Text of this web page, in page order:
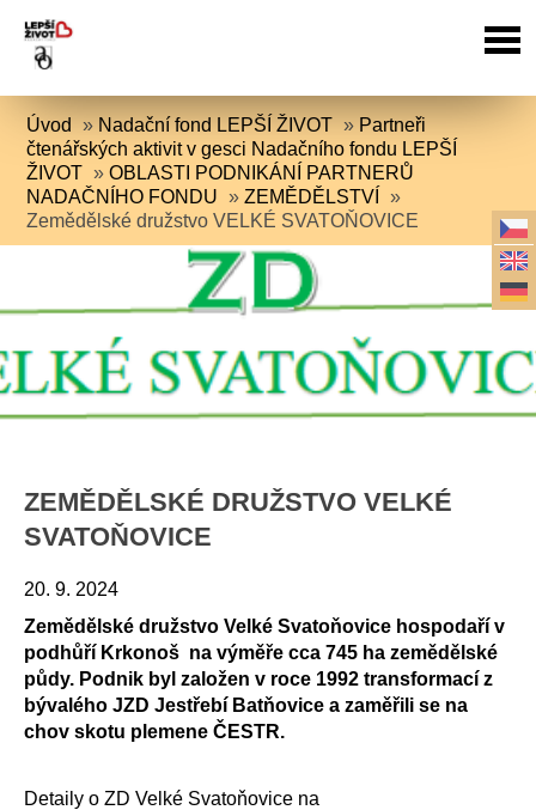
Úvod » Nadační fond LEPŠÍ ŽIVOT » Partneři
čtenářských aktivit v gesci Nadačního fondu LEPŠÍ
ŽIVOT »OBLASTI PODNIKÁNÍ PARTNERŮ
NADAČNÍHO FONDU »ZEMĚDĚLSTVÍ
»
Zemědělské družstvo VELKÉ SVATOŇOVICE
ZEMĚDĚLSKÉ DRUŽSTVO VELKÉ
SVATOŇOVICE
20. 9. 2024
Zemědělské družstvo Velké Svatoňovice hospodaří v
podhůří Krkonoš na výměře cca 745 ha zemědělské
půdy. Podnik byl založen v roce 1992 transformací z
bývalého JZD Jestřebí Batňovice a zaměřili se na
chov skotu plemene ČESTR.
Detaily o ZD Velké Svatoňovice na